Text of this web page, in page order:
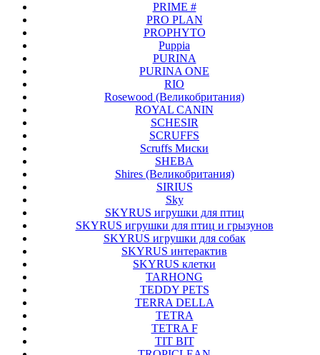
PRIME #
PRO PLAN
PROPHYTO
Puppia
PURINA
PURINA ONE
RIO
Rosewood (Великобритания)
ROYAL CANIN
SCHESIR
SCRUFFS
Scruffs Миски
SHEBA
Shires (Великобритания)
SIRIUS
Sky
SKYRUS игрушки для птиц
SKYRUS игрушки для птиц и грызунов
SKYRUS игрушки для собак
SKYRUS интерактив
SKYRUS клетки
TARHONG
TEDDY PETS
TERRA DELLA
TETRA
TETRA F
TIT BIT